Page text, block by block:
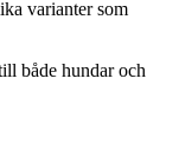
varianter som
både hundar och